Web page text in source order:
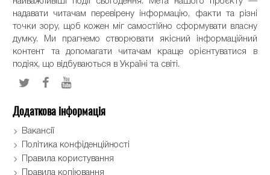
надавати читачам перевірену інформацію, факти та різні
точки зору, щоб кожен міг самостійно сформувати власну
думку. Ми прагнемо створювати якісний інформаційний
контент та допомагати читачам краще орієнтуватися в
подіях, що відбуваються в Україні та світі.
Додаткова інформація
Вакансії
Політика конфіденційності
Правила користування
Правила копіювання